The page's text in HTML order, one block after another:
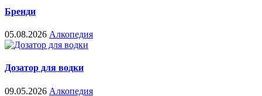
Бренди
05.08.2026 Алкопедия
Дозатор для водки
09.05.2026 Алкопедия